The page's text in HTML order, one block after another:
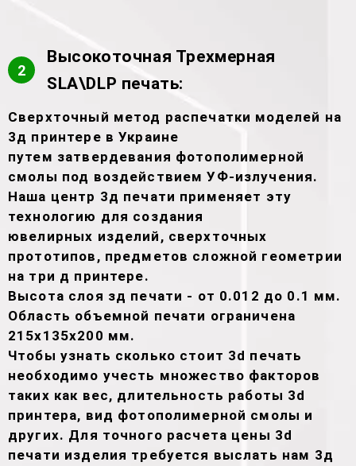
2
Высокоточная Трехмерная
SLA\DLP печать:
Сверхточный метод распечатки моделей на
3д принтере в Украине
путем затвердевания фотополимерной
смолы под воздействием УФ-излучения.
Наша центр 3д печати применяет эту
технологию для создания
ювелирных изделий, сверхточных
прототипов, предметов сложной геометрии
на три д принтере.
Высота слоя зд печати - от 0.012 до 0.1 мм.
Область объемной печати ограничена
215х135х200 мм.
Чтобы узнать сколько стоит 3d печать
необходимо учесть множество факторов
таких как вес, длительность работы 3d
принтера, вид фотополимерной смолы и
других. Для точного расчета цены 3d
печати изделия требуется выслать нам 3д